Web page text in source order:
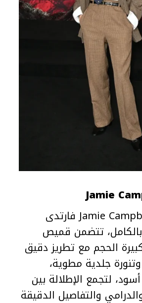
Jamie
أما Jamie Campbell Bower فارتدى
تتضمن قميص
الحجم مع تطريز دقيق
جلدية مطوية،
لتجمع الإطلالة بين
والتفاصيل الدقيقة